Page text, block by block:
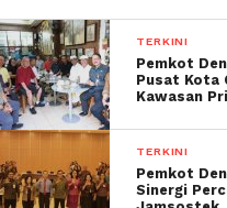
TERKINI
Pemkot
Pusat Kota
Kawasan
TERKINI
Pemkot
Sinergi